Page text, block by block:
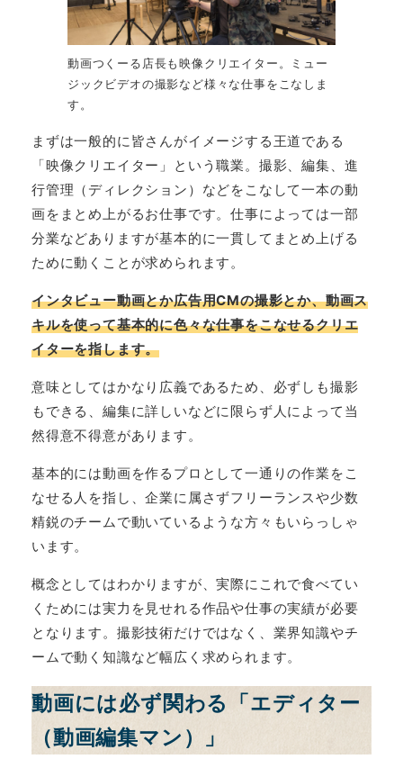
動画つくーる店長も映像クリエイター。ミュー
ジックビデオの撮影など様々な仕事をこなしま
す。
まずは一般的に皆さんがイメージする王道である
「映像クリエイター」という職業。撮影、編集、進
行管理（ディレクション）などをこなして一本の動
画をまとめ上がるお仕事です。仕事によっては一部
分業などありますが基本的に一貫してまとめ上げる
ために動くことが求められます。
インタビュー動画とか広告用CMの撮影とか、動画ス
キルを使って基本的に色々な仕事をこなせるクリエ
イターを指します。
意味としてはかなり広義であるため、必ずしも撮影
もできる、編集に詳しいなどに限らず人によって当
然得意不得意があります。
基本的には動画を作るプロとして一通りの作業をこ
なせる人を指し、企業に属さずフリーランスや少数
精鋭のチームで動いているような方々もいらっしゃ
います。
概念としてはわかりますが、実際にこれで食べてい
くためには実力を見せれる作品や仕事の実績が必要
となります。撮影技術だけではなく、業界知識やチ
ームで動く知識など幅広く求められます。
動画には必ず関わる「エディター
（動画編集マン）」